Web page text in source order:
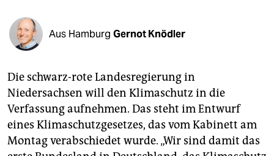
shop
fragen & hilfe
abo
genossenschaft
epaper login
Aus Hamburg Gernot Knödler
Die schwarz-rote Landesregierung in
Niedersachsen will den Klimaschutz in die
Verfassung aufnehmen. Das steht im Entwurf
eines Klimaschutzgesetzes, das vom Kabinett am
Montag verabschiedet wurde. „Wir sind damit das